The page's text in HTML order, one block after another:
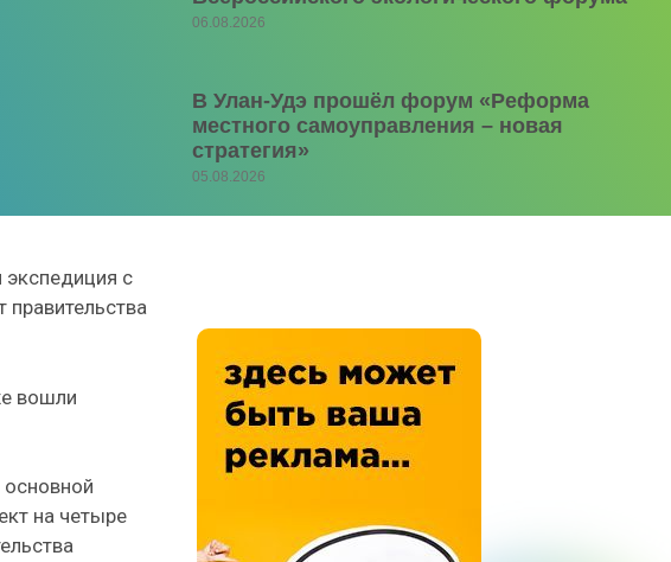
06.08.2026
В Улан-Удэ прошёл форум «Реформа
местного самоуправления – новая
стратегия»
05.08.2026
экспедиция с
вошли
на четыре